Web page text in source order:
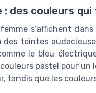
des couleurs
s’affichent
des teintes
le bleu
pastel pour
tandis que les